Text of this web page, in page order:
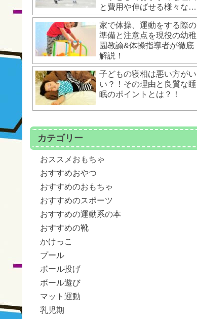
と費用や伸ばせる様々な運
動能力とは？！
家で体操、運動をする際の
準備と注意点を現役の幼稚
園教諭&体操指導者が徹底
解説！
子どもの寝相は悪い方がい
い？！その理由と良質な睡
眠のポイントとは？！
カテゴリー
おススメおもちゃ
おすすめおやつ
おすすめのおもちゃ
おすすめのスポーツ
おすすめの運動系の本
おすすめの靴
かけっこ
プール
ボール投げ
ボール遊び
マット運動
乳児期